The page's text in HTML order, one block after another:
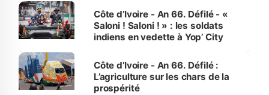
Côte d’Ivoire - An 66. Défilé - «
Saloni ! Saloni ! » : les soldats
indiens en vedette à Yop’ City
Côte d’Ivoire - An 66. Défilé :
L’agriculture sur les chars de la
prospérité